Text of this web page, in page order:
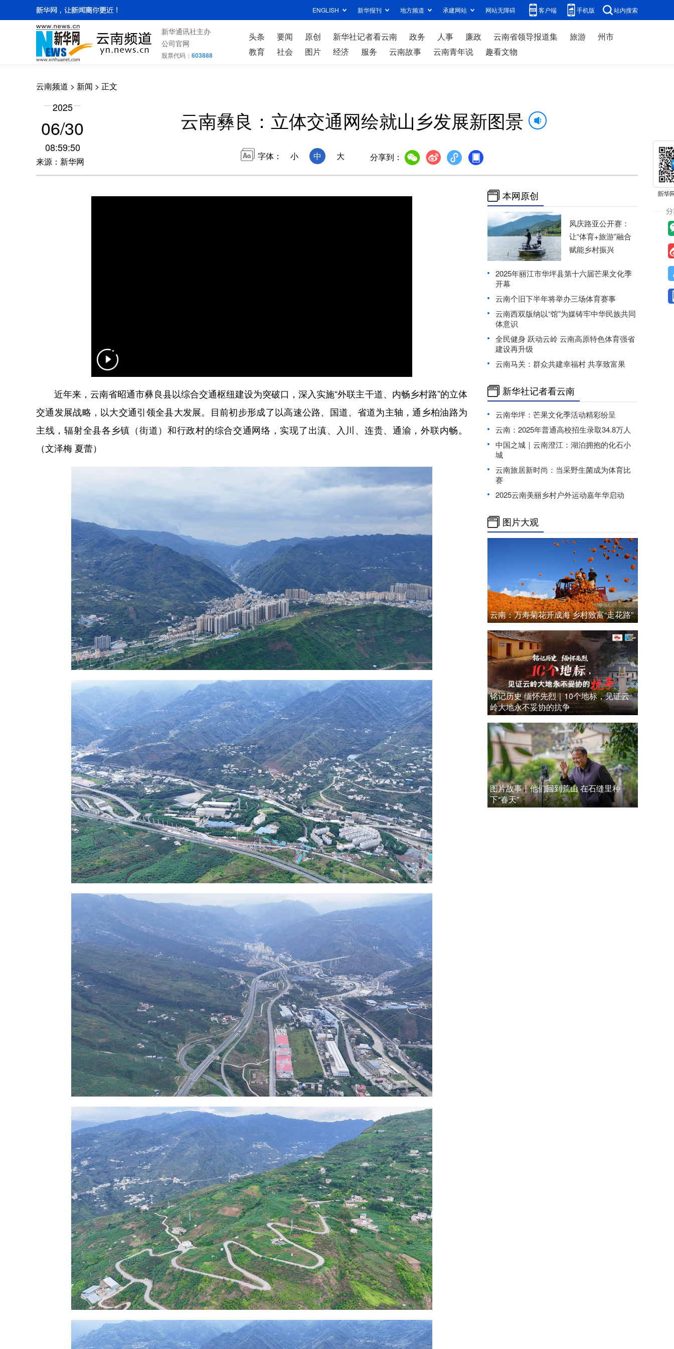
ENGLISH 新华报刊 地方频道 承建网站 网站无障碍 客户端 手机版 站内搜索
新华通讯社主办
公司官网
股票代码： 603888
头条 要闻 原创 新华社记者看云南 政务 人事 廉政 云南省领导报道集 旅游
州市
教育
社会 图片 经济 服务 云南故事 云南青年说 趣看文物
云南频道 > 新闻 > 正文
2025
06/30
08:59:50
来源：新华网
云南彝良：立体交通网绘就山乡发展新图景
字体： 小 中 大 分享到：
近年来，云南省昭通市彝良县以综合交通枢纽建设为突破口，深入实施“外联主干道、内畅乡村路”的立体
交通发展战略，以大交通引领全县大发展。目前初步形成了以高速公路、国道、省道为主轴，通乡柏油路为
主线，辐射全县各乡镇（街道）和行政村的综合交通网络，实现了出滇、入川、连贵、通渝，外联内畅。
（文泽梅 夏蕾）
本网原创
凤庆路亚公开赛：
让“体育+旅游”融合
赋能乡村振兴
2025年丽江市华坪县第十六届芒果文化季
开幕
云南个旧下半年将举办三场体育赛事
云南西双版纳以“馆”为媒铸牢中华民族共同
体意识
全民健身 跃动云岭 云南高原特色体育强省
建设再升级
云南马关：群众共建幸福村 共享致富果
新华社记者看云南
云南华坪：芒果文化季活动精彩纷呈
云南：2025年普通高校招生录取34.8万人
中国之城｜云南澄江：湖泊拥抱的化石小
城
云南旅居新时尚：当采野生菌成为体育比
赛
2025云南美丽乡村户外运动嘉年华启动
图片大观
云南：万寿菊花开成海 乡村致富“走花路”
铭记历史 缅怀先烈｜10个地标，见证云
岭大地永不妥协的抗争
图片故事丨他们回到荒山 在石缝里种
下“春天”